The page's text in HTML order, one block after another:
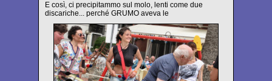
E così, ci precipitammo sul molo, lenti come due
discariche... perché GRUMO aveva le